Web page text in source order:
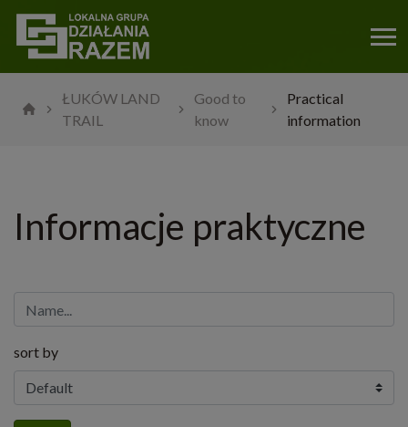
ŁUKÓW LAND
TRAIL
Good to
know
Practical
information
Informacje praktyczne
sort by